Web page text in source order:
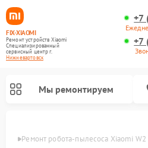
FIX-XIAOMI
Ремонт устройств Xiaomi
Специализированный
cервисный центр г.
Нижневартовск
+7
+7
Мы ремонтируем
Ремонт робота-пылесоса Xiaomi